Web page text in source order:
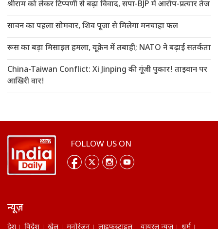
श्रीराम को लेकर टिप्पणी से बढ़ा विवाद, सपा-BJP में आरोप-प्रत्यार तेज
सावन का पहला सोमवार, शिव पूजा से मिलेगा मनचाहा फल
रूस का बड़ा मिसाइल हमला, यूक्रेन में तबाही; NATO ने बढ़ाई सतर्कता
China-Taiwan Conflict: Xi Jinping की गूंजी पुकार! ताइवान पर
आखिरी वार!
FOLLOW US ON
न्यूज़